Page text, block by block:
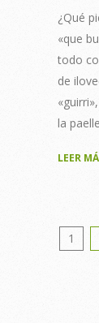
31
¿Qué
«que
todo
de
la
LEER
1